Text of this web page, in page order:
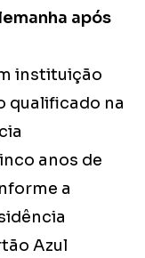
após
instituição
qualificado na
anos de
a
Azul